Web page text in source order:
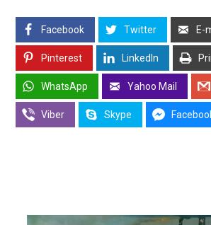
Facebook Twitter E-
Pinterest LinkedIn
WhatsApp Yahoo Mail
Viber Skype